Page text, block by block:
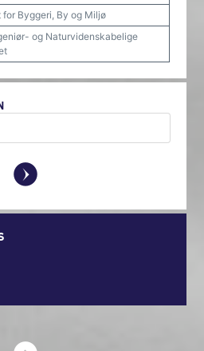
for Byggeri, By og Miljø
og Naturvidenskabelige
y